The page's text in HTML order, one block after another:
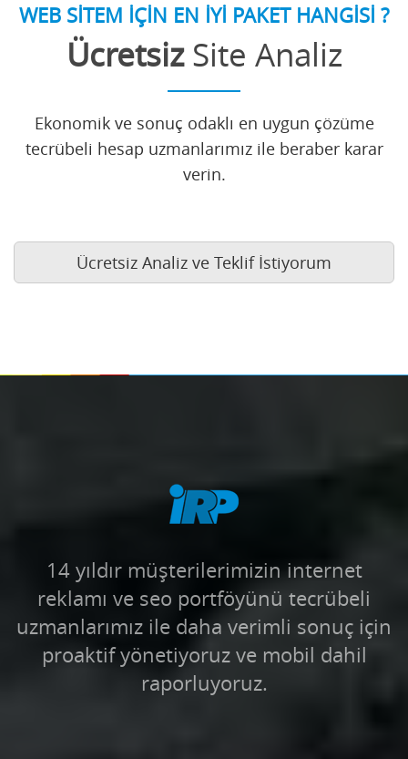
WEB SİTEM İÇİN EN İYİ PAKET HANGİSİ ?
ÜcretsizSite Analiz
Ekonomik ve sonuç odaklı en uygun çözüme
tecrübeli hesap uzmanlarımız ile beraber karar
verin.
Ücretsiz Analiz ve Teklif İstiyorum
14 yıldır müşterilerimizin internet
reklamı ve seo portföyünü tecrübeli
uzmanlarımız ile daha verimli sonuç için
proaktif yönetiyoruz ve mobil dahil
raporluyoruz.